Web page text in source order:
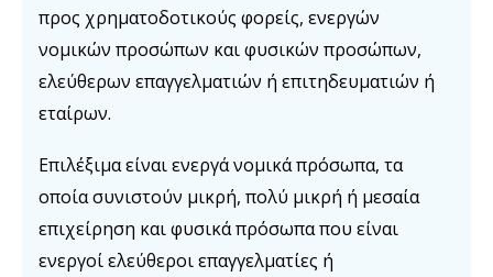
προς χρηματοδοτικούς φορείς, ενεργών
νομικών προσώπων και φυσικών προσώπων,
ελεύθερων επαγγελματιών ή επιτηδευματιών ή
εταίρων.
Επιλέξιμα είναι ενεργά νομικά πρόσωπα, τα
οποία συνιστούν μικρή, πολύ μικρή ή μεσαία
επιχείρηση και φυσικά πρόσωπα που είναι
ενεργοί ελεύθεροι επαγγελματίες ή